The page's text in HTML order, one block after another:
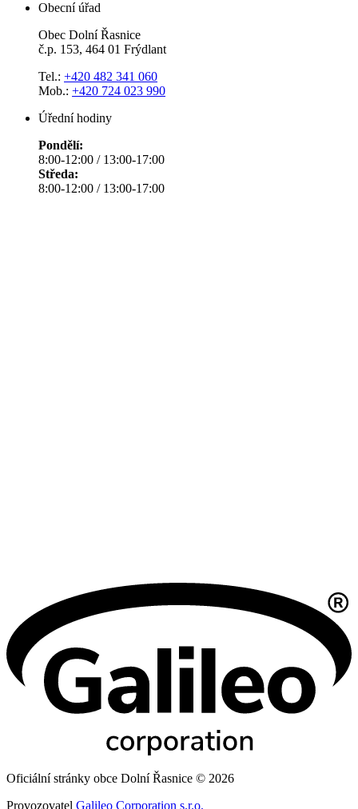
Obecní úřad
Obec Dolní Řasnice
č.p. 153, 464 01 Frýdlant
Tel.: +420 482 341 060
Mob.: +420 724 023 990
Úřední hodiny
Pondělí:
8:00-12:00 / 13:00-17:00
Středa:
8:00-12:00 / 13:00-17:00
Oficiální stránky obce Dolní Řasnice © 2026
Provozovatel Galileo Corporation s.r.o.